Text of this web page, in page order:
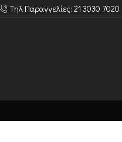
Τηλ Παραγγελίες: 21 3030 7020